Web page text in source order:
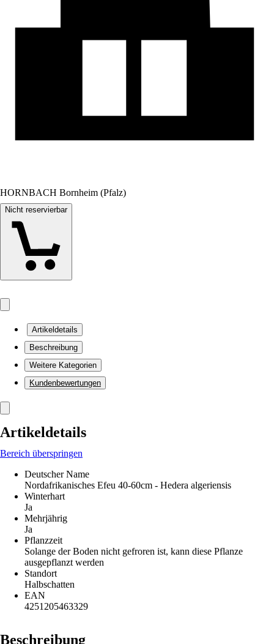
HORNBACH Bornheim (Pfalz)
Nicht reservierbar
Artikeldetails
Beschreibung
Weitere Kategorien
Kundenbewertungen
Artikeldetails
Bereich überspringen
Deutscher Name
Nordafrikanisches Efeu 40-60cm - Hedera algeriensis
Winterhart
Ja
Mehrjährig
Ja
Pflanzzeit
Solange der Boden nicht gefroren ist, kann diese Pflanze
ausgepflanzt werden
Standort
Halbschatten
EAN
4251205463329
Beschreibung